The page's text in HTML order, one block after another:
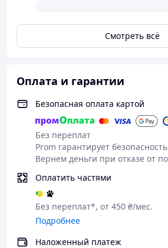
Смотреть всё
Оплата и гарантии
Безопасная оплата картой
Без переплат
Prom гарантирует безопасность
Вернем деньги при отказе от
Оплатить частями
Без переплат*, от 450 ₴/мес.
Подробнее
Наложенный платеж